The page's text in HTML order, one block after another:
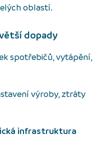
oblastí.
dopady
spotřebičů, vytápění,
výroby, ztráty
infrastruktura